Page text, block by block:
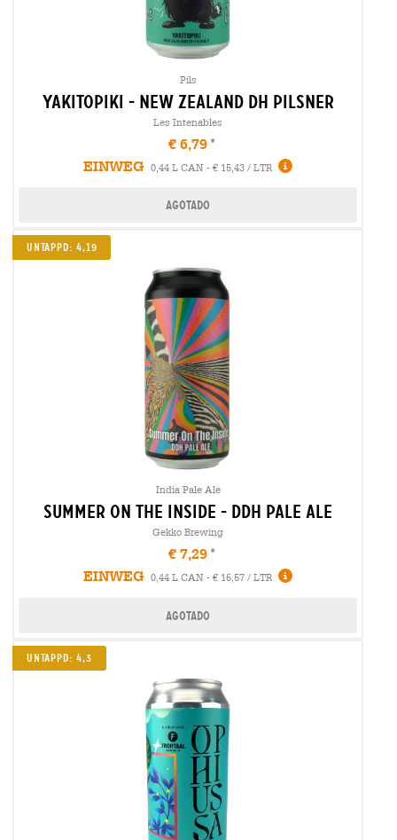
Pils
yakitopiki - new zealand dh pilsner
Les Intenables
€ 6,79
EINWEG
0,44 L CAN - € 15,43 / LTR
Agotado
Untappd: 4,19
India Pale Ale
summer on the inside - ddh pale ale
Gekko Brewing
€ 7,29
EINWEG
0,44 L CAN - € 16,57 / LTR
Agotado
UNTAPPD: 4,3